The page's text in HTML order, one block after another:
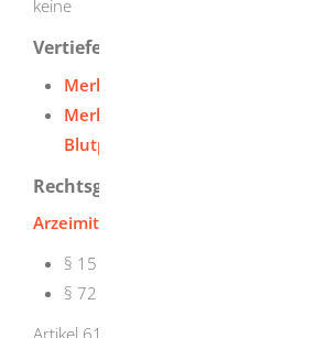
keine
Vertiefende Informationen
Merkblatt zur Einfuhrerlaubnis
Merkblatt zur Einfuhrerlaubnis
Blutprodukte (DOXC)
Rechtsgrundlage
Arzeimittelgesetz (AMG)
§ 15 Sachkenntnis
§ 72 Einfuhrerlaubnis
Artikel 61 EU-Verordnung 536/2014